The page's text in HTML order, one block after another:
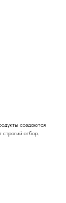
создаются
отбор.